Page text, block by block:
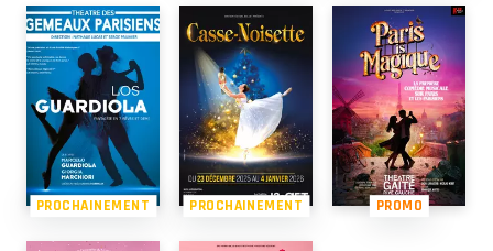
PROCHAINEMENT PROCHAINEMENT PROMO